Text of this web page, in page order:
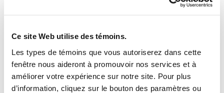
Ce site Web utilise des témoins.
Les types de témoins que vous autoriserez dans cette
fenêtre nous aideront à promouvoir nos services et à
améliorer votre expérience sur notre site. Pour plus
d’information, cliquez sur le bouton des paramètres ou
Collaboration between claimants, insurers,
medical experts and care providers has always
and it will remain key in successfully adapting to
the new landscape. It will also be crucial to
remember that one size does not fit all and to